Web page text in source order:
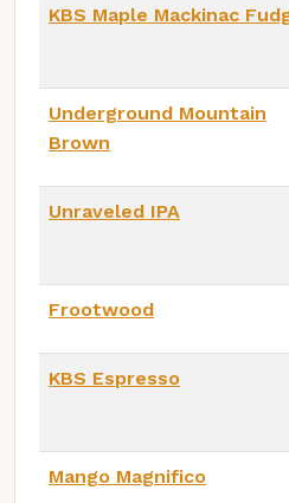
KBS Maple Mackinac
Underground Mountain
Brown
Unraveled IPA
Frootwood
KBS Espresso
Mango Magnifico